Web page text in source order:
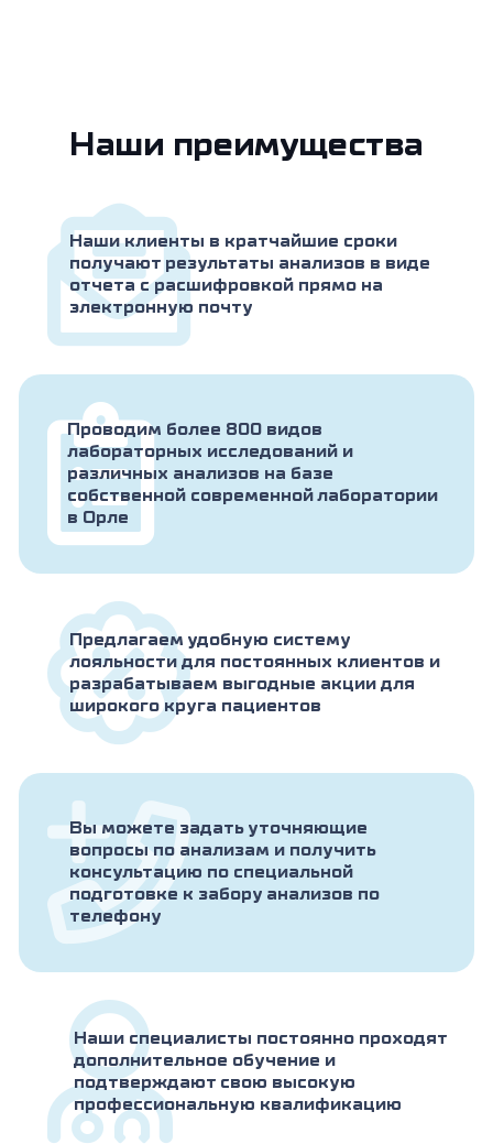
Наши преимущества
Наши клиенты в кратчайшие сроки
получают результаты анализов в виде
отчета с расшифровкой прямо на
электронную почту
Проводим более 800 видов
лабораторных исследований и
различных анализов на базе
собственной современной лаборатории
в Орле
Предлагаем удобную систему
лояльности для постоянных клиентов и
разрабатываем выгодные акции для
широкого круга пациентов
Вы можете задать уточняющие
вопросы по анализам и получить
консультацию по специальной
подготовке к забору анализов по
телефону
Наши специалисты постоянно проходят
дополнительное обучение и
подтверждают свою высокую
профессиональную квалификацию